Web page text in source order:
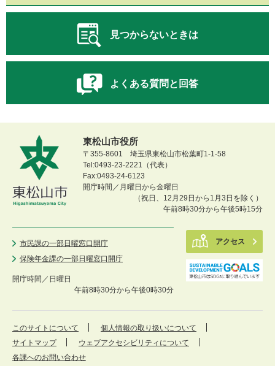
見つからないときは
よくある質問と回答
東松山市役所
〒355-8601 埼玉県東松山市松葉町1-1-58
Tel:0493-23-2221（代表）
Fax:0493-24-6123
開庁時間／月曜日から金曜日
（祝日、12月29日から1月3日を除く）
午前8時30分から午後5時15分
市民課の一部日曜窓口開庁
保険年金課の一部日曜窓口開庁
開庁時間／ 日曜日
午前8時30分から午後0時30分
アクセス
このサイトについて
個人情報の取り扱いについて
サイトマップ
ウェブアクセシビリティについて
各課へのお問い合わせ